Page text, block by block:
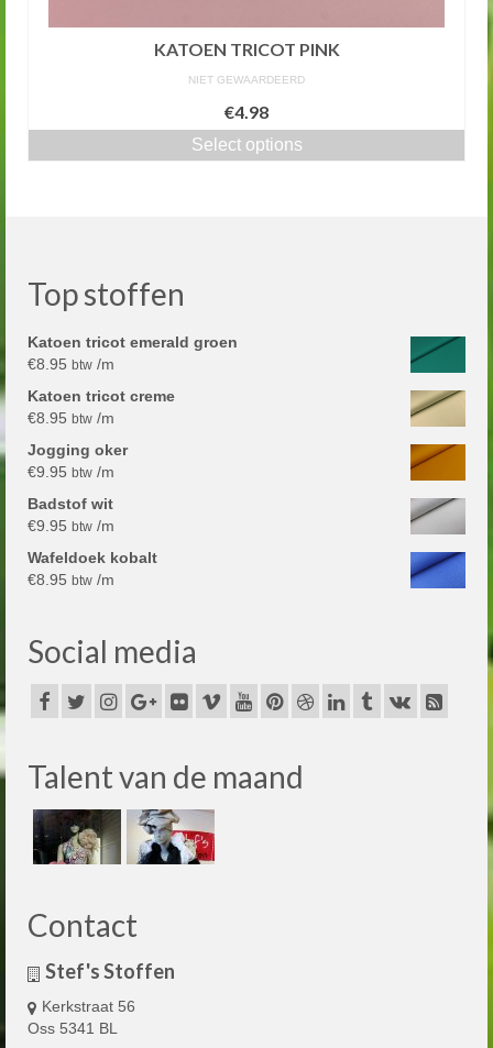
KATOEN TRICOT PINK
NIET GEWAARDEERD
€4.98
Select options
Top stoffen
Katoen tricot emerald groen
€8.95 btw /m
Katoen tricot creme
€8.95 btw /m
Jogging oker
€9.95 btw /m
Badstof wit
€9.95 btw /m
Wafeldoek kobalt
€8.95 btw /m
Social media
Talent van de maand
Contact
Stef's Stoffen
Kerkstraat 56
Oss 5341 BL